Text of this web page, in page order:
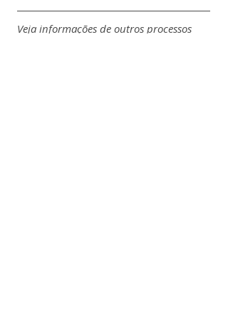
Veja informações de outros processos